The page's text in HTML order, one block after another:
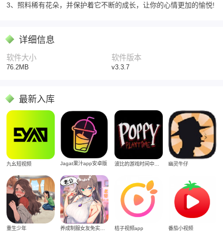
3、照料稀有花朵，并保护着它不断的成长，让你的心情更加的愉悦!
详细信息
软件大小
76.2MB
软件版本
v3.3.7
最新入库
九幺短视频 Jagat果汁app安卓版 波比的游戏时间中文版 幽灵牛仔
重生少年 桔子视频app 番茄小视频